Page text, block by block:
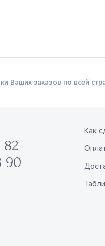
Ваших заказов по всей
82
90
Как